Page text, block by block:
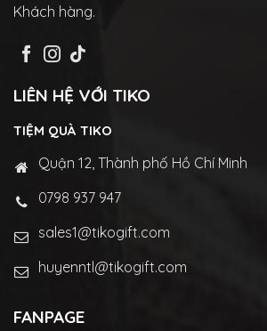
Khách hàng.
LIÊN HỆ VỚI TIKO
TIỆM QUÀ TIKO
Quận 12, Thành phố Hồ Chí Minh
0798 937 947
sales1@tikogift.com
huyenntl@tikogift.com
FANPAGE